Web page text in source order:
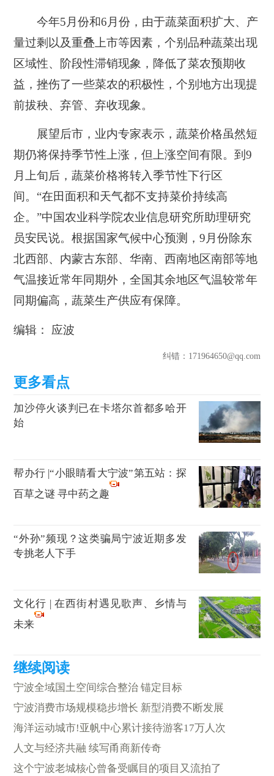
今年5月份和6月份，由于蔬菜面积扩大、产
量过剩以及重叠上市等因素，个别品种蔬菜出现
区域性、阶段性滞销现象，降低了菜农预期收
益，挫伤了一些菜农的积极性，个别地方出现提
前拔秧、弃管、弃收现象。
展望后市，业内专家表示，蔬菜价格虽然短
期仍将保持季节性上涨，但上涨空间有限。到9
月上旬后，蔬菜价格将转入季节性下行区
间。“在田面积和天气都不支持菜价持续高
企。”中国农业科学院农业信息研究所助理研究
员安民说。根据国家气候中心预测，9月份除东
北西部、内蒙古东部、华南、西南地区南部等地
气温接近常年同期外，全国其余地区气温较常年
同期偏高，蔬菜生产供应有保障。
编辑： 应波
纠错：171964650@qq.com
加沙停火谈判已在卡塔尔首都多哈开
始
帮办行 |“小眼睛看大宁波”第五站：探
百草之谜 寻中药之趣
“外孙”频现？这类骗局宁波近期多发
专挑老人下手
文化行 | 在西街村遇见歌声、乡情与
未来
宁波全域国土空间综合整治 锚定目标
宁波消费市场规模稳步增长 新型消费不断发展
海洋运动城市!亚帆中心累计接待游客17万人次
人文与经济共融 续写甬商新传奇
这个宁波老城核心曾备受瞩目的项目又流拍了